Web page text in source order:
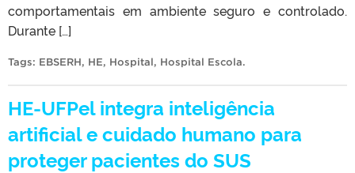
comportamentais em ambiente seguro e controlado.
Durante […]
Tags: EBSERH, HE, Hospital, Hospital Escola.
HE-UFPel integra inteligência
artificial e cuidado humano para
proteger pacientes do SUS